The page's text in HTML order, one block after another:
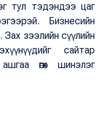
тул тэдэндээ цаг
Бизнесийн
Зах зээлийн сүүлийн
сайтар
өгөх шинэлэг